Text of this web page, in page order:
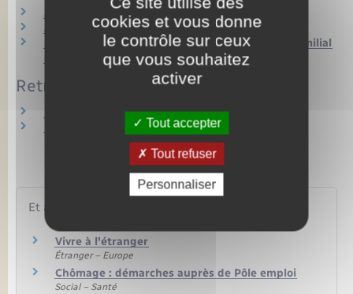
Aide à domicile (services à la personne)
Assistante maternelle
Salarié au pair, jeune au pair et stagiaire aide familial
Retraite
Retraite d'un salarié du secteur privé
Retraite d'un agent public
Et aussi
Vivre à l'étranger
Étranger – Europe
Chômage : démarches auprès de Pôle emploi
Social – Santé
cookies et vous donne
le contrôle sur ceux
que vous souhaitez
activer
Tout accepter
Tout refuser
Personnaliser